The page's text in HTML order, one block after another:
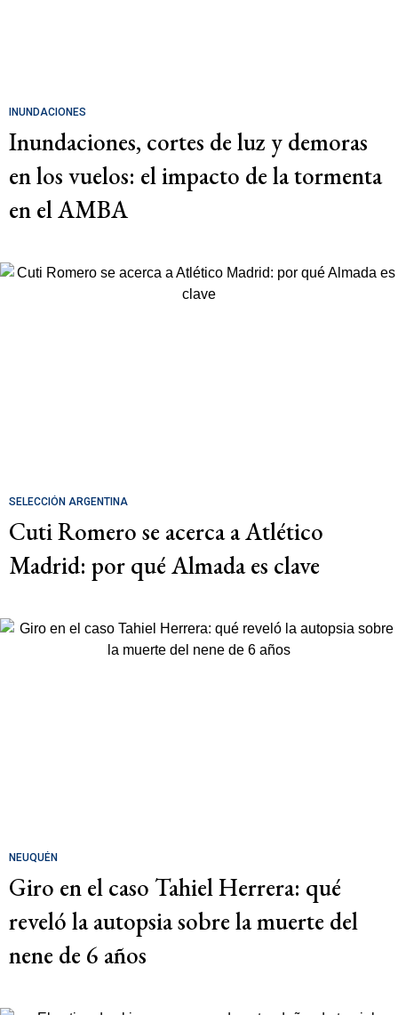
INUNDACIONES
Inundaciones, cortes de luz y demoras
en los vuelos: el impacto de la tormenta
en el AMBA
SELECCIÓN ARGENTINA
Cuti Romero se acerca a Atlético
Madrid: por qué Almada es clave
NEUQUÉN
Giro en el caso Tahiel Herrera: qué
reveló la autopsia sobre la muerte del
nene de 6 años